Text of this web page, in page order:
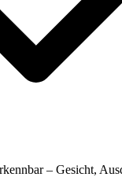
– Gesicht,